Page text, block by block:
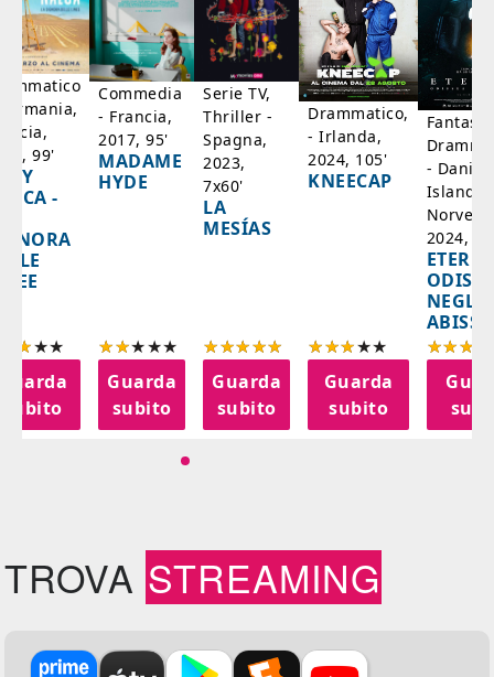
99'
-
subito
Commedia
- Francia,
2017, 95'
MADAME
HYDE
Guarda
subito
Serie TV,
Thriller -
Spagna,
2023,
7x60'
LA
MESÍAS
Guarda
subito
Drammatico,
- Irlanda,
2024, 105'
KNEECAP
Guarda
subito
-
Islanda,
2024,
NEGLI
ABISSI
TROVA STREAMING